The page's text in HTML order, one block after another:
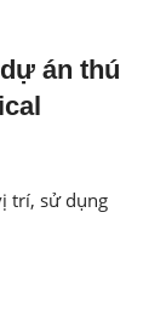
án thú
trí, sử dụng